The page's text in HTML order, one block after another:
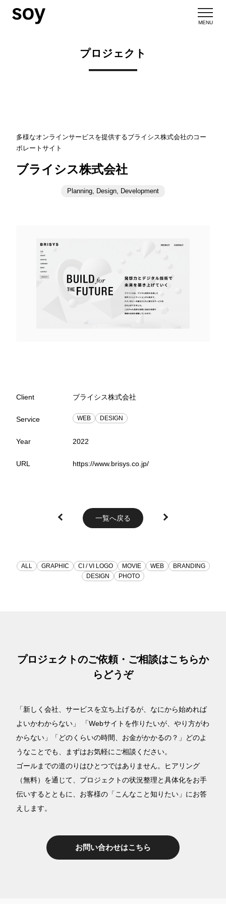
MENU
プロジェクト
多様なオンラインサービスを提供するブライシス株式会社のコー
ポレートサイト
ブライシス株式会社
Planning, Design, Development
Client ブライシス株式会社
Service WEB DESIGN
Year 2022
URL https://www.brisys.co.jp/
一覧へ戻る
ALL GRAPHIC CI / VI LOGO MOVIE WEB
BRANDING
DESIGN
PHOTO
プロジェクトのご依頼・ご相談はこちらか
らどうぞ
「新しく会社、サービスを立ち上げるが、なにから始めれば
よいかわからない」 「Webサイトを作りたいが、やり方がわ
からない」「どのくらいの時間、お金がかかるの？」どのよ
うなことでも、まずはお気軽にご相談ください。
ゴールまでの道のりはひとつではありません。ヒアリング
（無料）を通じて、プロジェクトの状況整理と具体化をお手
伝いするとともに、お客様の「こんなこと知りたい」にお答
えします。
お問い合わせはこちら